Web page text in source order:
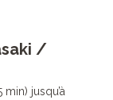
/
jusqu’à